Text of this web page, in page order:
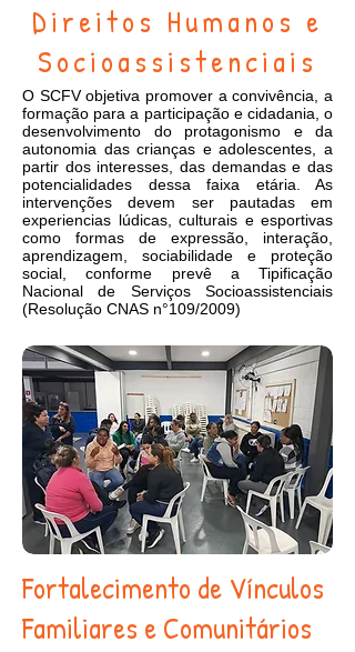
Direitos Humanos e
Socioassistenciais
O SCFV objetiva promover a convivência, a
formação para a participação e cidadania, o
desenvolvimento do protagonismo e da
autonomia das crianças e adolescentes, a
partir dos interesses, das demandas e das
potencialidades dessa faixa etária. As
intervenções devem ser pautadas em
experiencias lúdicas, culturais e esportivas
como formas de expressão, interação,
aprendizagem, sociabilidade e proteção
social, conforme prevê a Tipificação
Nacional de Serviços Socioassistenciais
(Resolução CNAS n°109/2009)
Fortalecimento de Vínculos
Familiares e Comunitários